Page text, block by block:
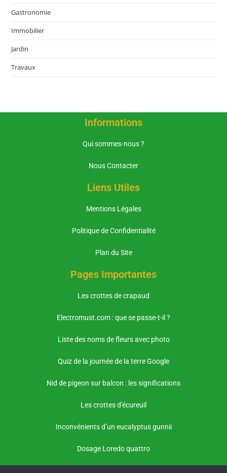
Gastronomie
Immobilier
Jardin
Travaux
Informations
Qui sommes-nous ?
Nous Contacter
Liens Utiles
Mentions Légales
Politique de Confidentialité
Plan du Site
Pages Importantes
Les crottes de crapaud
Electromust.com : que se passe-t-il ?
Liste des noms de fleurs avec photo
Quiz de la journée de la terre Google
Nid de pigeon sur balcon : les significations
Les crottes d'écureuil
Inconvénients d’un eucalyptus gunnii
Dosage Loredo quattro